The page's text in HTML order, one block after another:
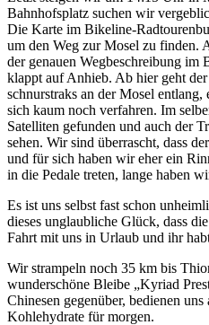
Bahnhofsplatz suchen wir
Die Karte im Bikeline-
um den Weg zur Mosel zu finden.
der genauen Wegbeschreibung
klappt auf Anhieb. Ab hier geht
schnurstraks an der Mosel entlang,
sich kaum noch verfahren. Im
Satelliten gefunden und auch der
sehen. Wir sind überrascht, dass
und für sich haben wir eher ein
in die Pedale treten, lange haben
Es ist uns selbst fast schon
dieses unglaubliche Glück, dass
Fahrt mit uns in Urlaub und ihr
Wir strampeln noch 35 km bis
wunderschöne Bleibe „Kyriad
Chinesen gegenüber, bedienen
Kohlehydrate für morgen.